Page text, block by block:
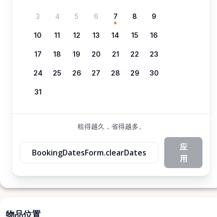
3 4 5 6 7 8 9
10 11 12 13 14 15 16
17 18 19 20 21 22 23
24 25 26 27 28 29 30
31
租得越久，省得越多。
BookingDatesForm.clearDates
应
用
物品位置